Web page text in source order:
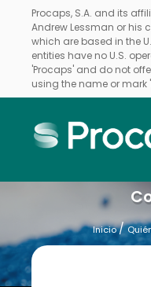
Procaps, S.A. and its
Andrew Lessman or his
which are based in the
entities have no U.S.
'Procaps' and do not
using the name or mark
Inicio/